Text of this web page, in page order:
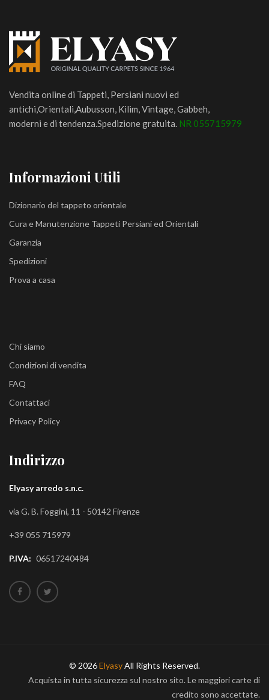
Vendita online di Tappeti, Persiani nuovi ed
antichi,Orientali,Aubusson, Kilim, Vintage, Gabbeh,
moderni e di tendenza.Spedizione gratuita. NR 055715979
Informazioni Utili
Dizionario del tappeto orientale
Cura e Manutenzione Tappeti Persiani ed Orientali
Garanzia
Spedizioni
Prova a casa
Chi siamo
Condizioni di vendita
FAQ
Contattaci
Privacy Policy
Indirizzo
Elyasy arredo s.n.c.
via G. B. Foggini, 11 - 50142 Firenze
+39 055 715979
P.IVA: 06517240484
© 2026ElyasyAll Rights Reserved.
Acquista in tutta sicurezza sul nostro sito. Le maggiori carte di
credito sono accettate.